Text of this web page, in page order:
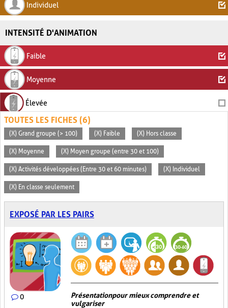
Individuel
INTENSITÉ D'ANIMATION
Faible
Moyenne
Élevée
TOUTES LES FICHES (6)
(X) Grand groupe (> 100) (X) Faible (X) Hors classe
(X) Moyenne (X) Moyen groupe (entre 30 et 100)
(X) Activités développées (Entre 30 et 60 minutes) (X) Individuel
(X) En classe seulement
EXPOSÉ PAR LES PAIRS
0
Présentation pour mieux comprendre et
vulgariser